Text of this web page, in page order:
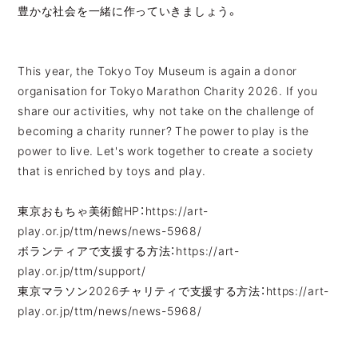
豊かな社会を一緒に作っていきましょう。
This year, the Tokyo Toy Museum is again a donor
organisation for Tokyo Marathon Charity 2026. If you
share our activities, why not take on the challenge of
becoming a charity runner? The power to play is the
power to live. Let's work together to create a society
that is enriched by toys and play.
東京おもちゃ美術館HP： https://art-
play.or.jp/ttm/news/news-5968/
ボランティアで支援する方法： https://art-
play.or.jp/ttm/support/
東京マラソン2026チャリティで支援する方法： https://art-
play.or.jp/ttm/news/news-5968/